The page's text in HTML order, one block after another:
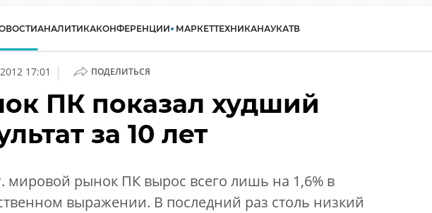
АНАЛИТИКАКОНФЕРЕНЦИИ МАРКЕТТЕХНИКАНАУКАТВ
17:01 | ПОДЕЛИТЬСЯ
ПК показал худший
за 10 лет
мировой рынок ПК вырос всего лишь на 1,6% в
выражении. В последний раз столь низкий